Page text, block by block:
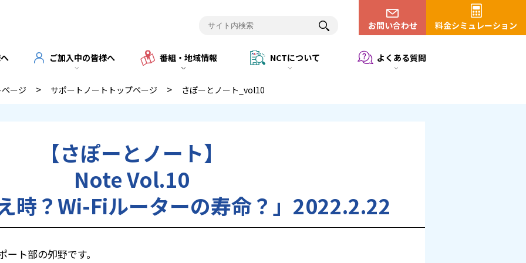
お問い合わせ 料金シミュレーション
ご加入中の皆様へ 番組・地域情報 NCTについて よくある質問
ージ > サポートノートトップページ > さぽーとノート_vol10
【さぽーとノート】
Note Vol.10
時？Wi-Fiルーターの寿命？」2022.2.22
ト部の夘野です。